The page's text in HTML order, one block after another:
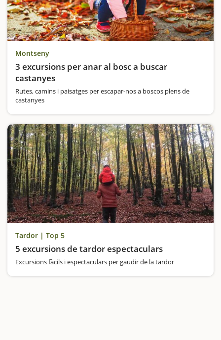
Montseny
3 excursions per anar al bosc a buscar
castanyes
Rutes, camins i paisatges per escapar-nos a boscos plens de
castanyes
Tardor | Top 5
5 excursions de tardor espectaculars
Excursions fàcils i espectaculars per gaudir de la tardor